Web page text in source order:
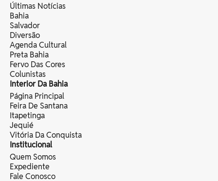
Últimas Notícias
Bahia
Salvador
Diversão
Agenda Cultural
Preta Bahia
Fervo Das Cores
Colunistas
Interior Da Bahia
Página Principal
Feira De Santana
Itapetinga
Jequié
Vitória Da Conquista
Institucional
Quem Somos
Expediente
Fale Conosco